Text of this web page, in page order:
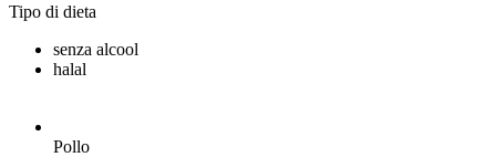
Tipo di dieta
senza alcool
halal
Pollo